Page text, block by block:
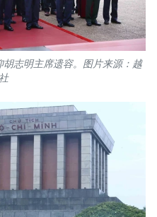
志明主席遗容。图片来源：越